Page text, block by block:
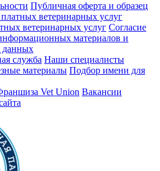
Публичная оферта и образец
ветеринарных услуг
ветеринарных услуг Cогласие
материалов и
данных
служба Наши специалисты
материалы Подбор имени для
Vet Union Вакансии